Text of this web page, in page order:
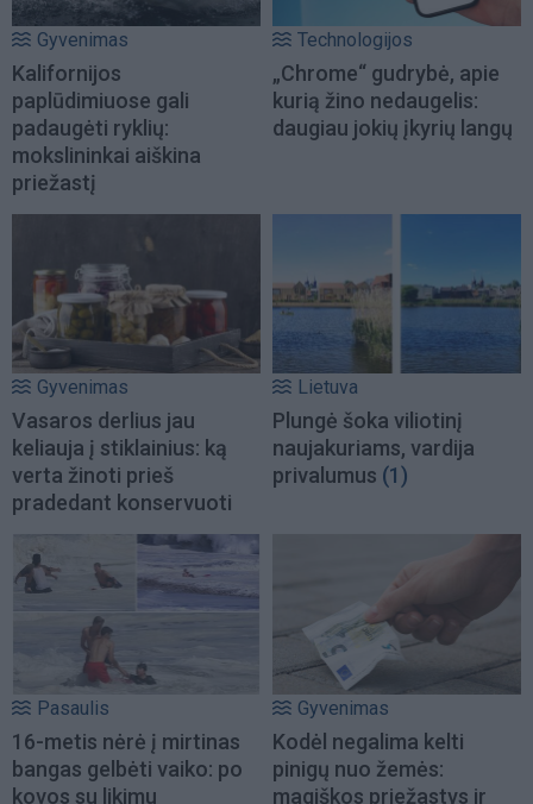
Gyvenimas
Kalifornijos
paplūdimiuose gali
padaugėti ryklių:
mokslininkai aiškina
priežastį
Technologijos
„Chrome“ gudrybė, apie
kurią žino nedaugelis:
daugiau jokių įkyrių langų
Gyvenimas
Vasaros derlius jau
keliauja į stiklainius: ką
verta žinoti prieš
pradedant konservuoti
Lietuva
Plungė šoka viliotinį
naujakuriams, vardija
privalumus (1)
Pasaulis
16-metis nėrė į mirtinas
bangas gelbėti vaiko: po
kovos su likimu
Gyvenimas
Kodėl negalima kelti
pinigų nuo žemės:
magiškos priežastys ir